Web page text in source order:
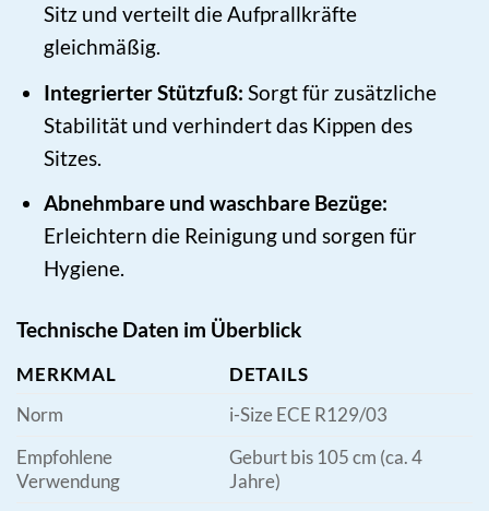
Sitz und verteilt die Aufprallkräfte
gleichmäßig.
Integrierter Stützfuß: Sorgt für zusätzliche
Stabilität und verhindert das Kippen des
Sitzes.
Abnehmbare und waschbare Bezüge:
Erleichtern die Reinigung und sorgen für
Hygiene.
Technische Daten im Überblick
MERKMAL
DETAILS
Norm
i-Size ECE R129/03
Empfohlene
Verwendung
Geburt bis 105 cm (ca. 4
Jahre)